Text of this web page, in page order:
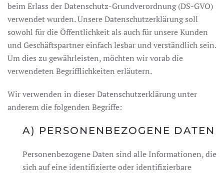
beim Erlass der Datenschutz-Grundverordnung (DS-GVO)
verwendet wurden. Unsere Datenschutzerklärung soll
sowohl für die Öffentlichkeit als auch für unsere Kunden
und Geschäftspartner einfach lesbar und verständlich sein.
Um dies zu gewährleisten, möchten wir vorab die
verwendeten Begrifflichkeiten erläutern.
Wir verwenden in dieser Datenschutzerklärung unter
anderem die folgenden Begriffe:
A) PERSONENBEZOGENE DATEN
Personenbezogene Daten sind alle Informationen, die
sich auf eine identifizierte oder identifizierbare